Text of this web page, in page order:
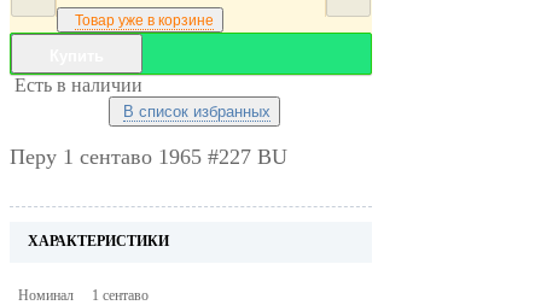
Товар уже в корзине
Есть в наличии
В список избранных
Перу 1 сентаво 1965 #227 BU
ХАРАКТЕРИСТИКИ
Номинал 1 сентаво